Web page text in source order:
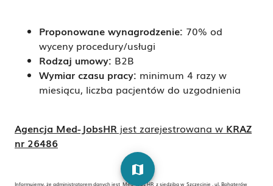
Proponowane wynagrodzenie: 70% od
wyceny procedury/usługi
Rodzaj umowy: B2B
Wymiar czasu pracy: minimum 4 razy w
miesiącu, liczba pacjentów do uzgodnienia
Agencja Med-JobsHR jest zarejestrowana w KRAZ
nr 26486
Informujemy, że administratorem danych jest Med-Jobs HR z siedzibą w Szczecinie , ul. Bohaterów
map